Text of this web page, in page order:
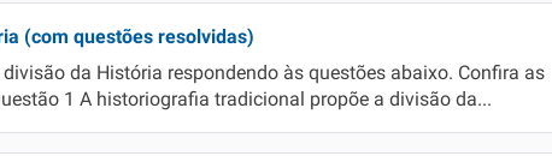
(com questões resolvidas)
da História respondendo às questões abaixo. Confira as
1 A historiografia tradicional propõe a divisão da...